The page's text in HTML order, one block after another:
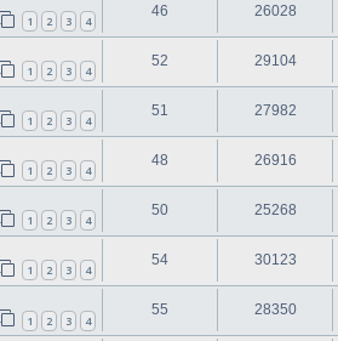
1 2 3 4
46 26028
1 2 3 4
52 29104
1 2 3 4
51 27982
1 2 3 4
48 26916
1 2 3 4
50 25268
1 2 3 4
54 30123
1 2 3 4
55 28350